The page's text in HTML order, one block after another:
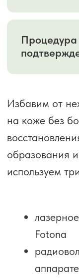
невусов, папиллом,
липом
В зависимости от
10-30мин
Кроме удаления
или обширных
Количество